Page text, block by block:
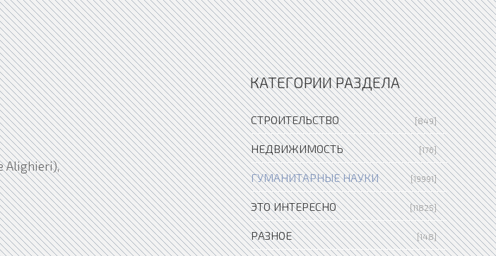
Alighieri),
КАТЕГОРИИ РАЗДЕЛА
СТРОИТЕЛЬСТВО [849]
НЕДВИЖИМОСТЬ [176]
ГУМАНИТАРНЫЕ НАУКИ [19991]
ЭТО ИНТЕРЕСНО [11825]
РАЗНОЕ [148]